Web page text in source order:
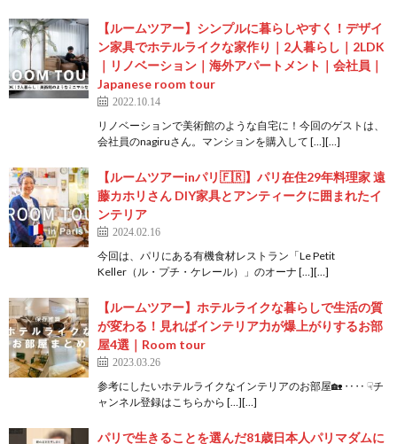
【ルームツアー】シンプルに暮らしやすく！デザイ
ン家具でホテルライクな家作り｜2人暮らし｜2LDK
｜リノベーション｜海外アパートメント｜会社員｜
Japanese room tour
2022.10.14
リノベーションで美術館のような自宅に！今回のゲストは、
会社員のnagiruさん。マンションを購入して […][…]
【ルームツアーinパリ🇫🇷】パリ在住29年料理家 遠
藤カホリさん DIY家具とアンティークに囲まれたイ
ンテリア
2024.02.16
今回は、パリにある有機食材レストラン「Le Petit
Keller（ル・プチ・ケレール）」のオーナ […][…]
【ルームツアー】ホテルライクな暮らしで生活の質
が変わる！見ればインテリア力が爆上がりするお部
屋4選｜Room tour
2023.03.26
参考にしたいホテルライクなインテリアのお部屋🏡 ‥‥ ☟チ
ャンネル登録はこちらから […][…]
パリで生きることを選んだ81歳日本人パリマダムに